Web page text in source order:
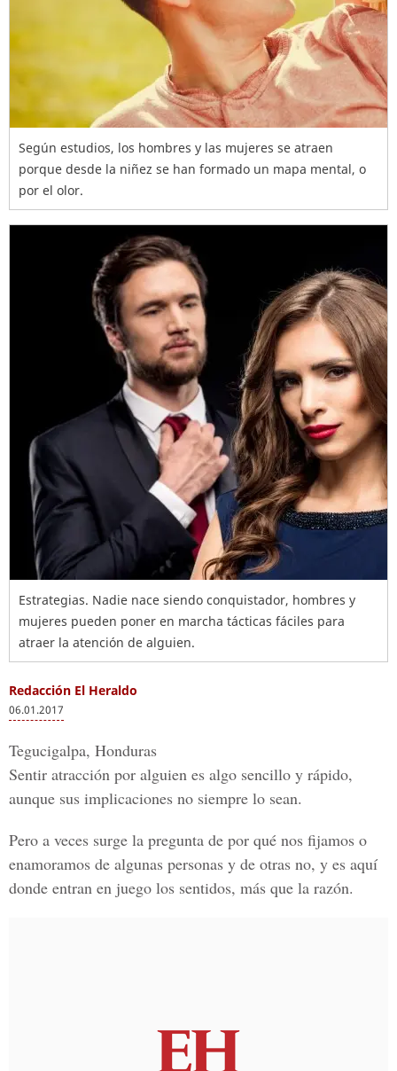
Según estudios, los hombres y las mujeres se atraen
porque desde la niñez se han formado un mapa mental, o
por el olor.
Estrategias. Nadie nace siendo conquistador, hombres y
mujeres pueden poner en marcha tácticas fáciles para
atraer la atención de alguien.
Redacción El Heraldo
06.01.2017
Tegucigalpa, Honduras
Sentir atracción por alguien es algo sencillo y rápido,
aunque sus implicaciones no siempre lo sean.
Pero a veces surge la pregunta de por qué nos fijamos o
enamoramos de algunas personas y de otras no, y es aquí
donde entran en juego los sentidos, más que la razón.